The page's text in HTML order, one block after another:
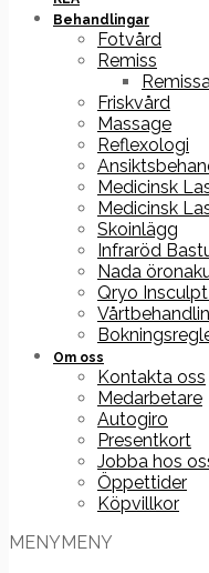
Behandlingar
Fotvård
Remiss
Friskvård
Massage
Reflexologi
Medicinsk
Medicinsk
Skoinlägg
Infraröd
Nada
Qryo Insculpt
Om oss
Kontakta oss
Medarbetare
Autogiro
Presentkort
Jobba hos
Öppettider
Köpvillkor
MENYMENY